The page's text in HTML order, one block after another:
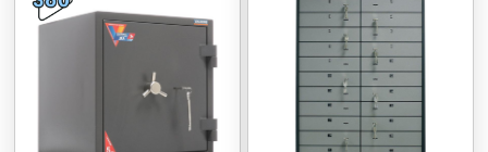
МЕТАЛЛИЧЕСКИЕ СТЕЛЛАЖИ
ПРОИЗВОДСТВЕННАЯ МЕБЕЛЬ